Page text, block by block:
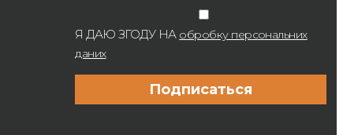
Я ДАЮ ЗГОДУ НА обробку персональних
даних